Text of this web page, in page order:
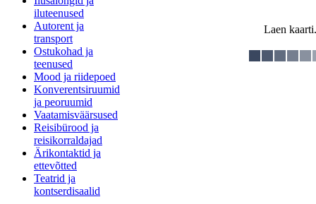
iluteenused
Autorent ja
transport
Ostukohad ja
teenused
Mood ja riidepoed
Konverentsiruumid
ja peoruumid
Vaatamisväärsused
Reisibürood ja
reisikorraldajad
Ärikontaktid ja
ettevõtted
Teatrid ja
kontserdisaalid
Laen